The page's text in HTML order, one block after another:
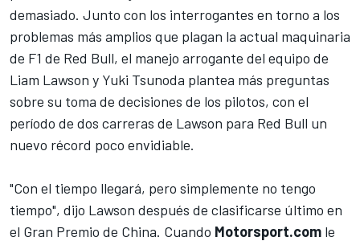
demasiado. Junto con los interrogantes en torno a los
problemas más amplios que plagan la actual maquinaria
de F1 de Red Bull, el manejo arrogante del equipo de
Liam Lawson y Yuki Tsunoda plantea más preguntas
sobre su toma de decisiones de los pilotos, con el
período de dos carreras de Lawson para Red Bull un
nuevo récord poco envidiable.
"Con el tiempo llegará, pero simplemente no tengo
tiempo", dijo Lawson después de clasificarse último en
el Gran Premio de China. Cuando Motorsport.com le